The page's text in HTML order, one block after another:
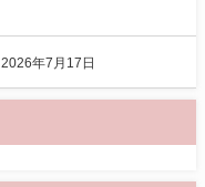
2026年7月17日